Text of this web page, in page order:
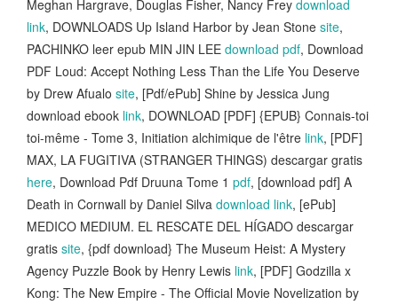
Meghan Hargrave, Douglas Fisher, Nancy Frey download
link, DOWNLOADS Up Island Harbor by Jean Stone site,
PACHINKO leer epub MIN JIN LEE download pdf, Download
PDF Loud: Accept Nothing Less Than the Life You Deserve
by Drew Afualo site, [Pdf/ePub] Shine by Jessica Jung
download ebook link, DOWNLOAD [PDF] {EPUB} Connais-toi
toi-même - Tome 3, Initiation alchimique de l'être link, [PDF]
MAX, LA FUGITIVA (STRANGER THINGS) descargar gratis
here, Download Pdf Druuna Tome 1 pdf, [download pdf] A
Death in Cornwall by Daniel Silva download link, [ePub]
MEDICO MEDIUM. EL RESCATE DEL HÍGADO descargar
gratis site, {pdf download} The Museum Heist: A Mystery
Agency Puzzle Book by Henry Lewis link, [PDF] Godzilla x
Kong: The New Empire - The Official Movie Novelization by